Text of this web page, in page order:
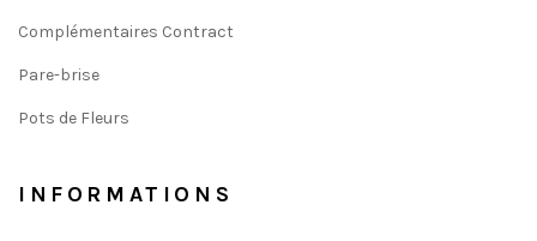
Complémentaires Contract
Pare-brise
Pots de Fleurs
INFORMATIONS